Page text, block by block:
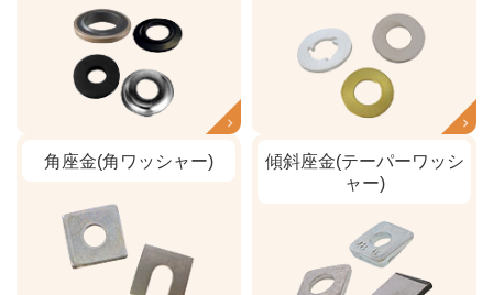
角座金(角ワッシャー)
傾斜座金(テーパーワッシ
ャー)